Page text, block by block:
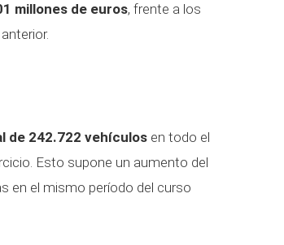
millones de euros, frente a los
de 242.722 vehículos en todo el
Esto supone un aumento del
en el mismo período del curso